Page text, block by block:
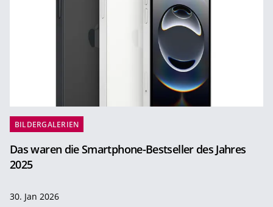
BILDERGALERIEN
Das waren die Smartphone-Bestseller des Jahres
2025
30. Jan 2026